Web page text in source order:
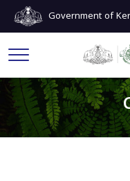
Government of